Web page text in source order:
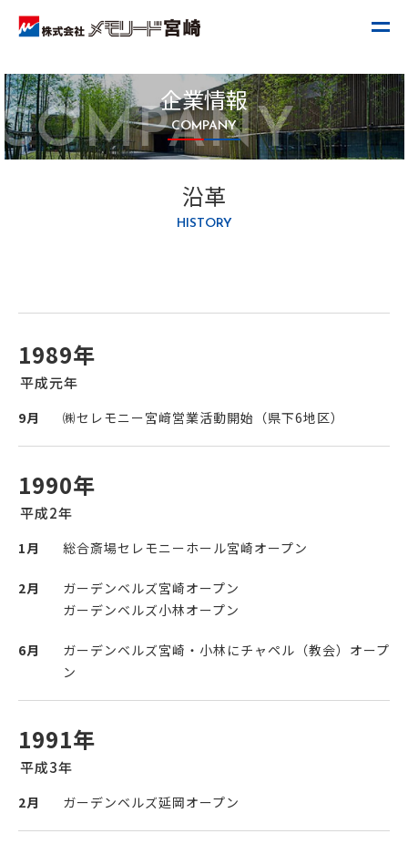
企業情報
COMPANY
沿革
HISTORY
1989年
平成元年
9月 ㈱セレモニー宮﨑営業活動開始（県下6地区）
1990年
平成2年
1月 総合斎場セレモニーホール宮崎オープン
2月
ガーデンベルズ宮崎オープン
ガーデンベルズ小林オープン
6月
ガーデンベルズ宮崎・小林にチャペル（教会）オープ
ン
1991年
平成3年
2月 ガーデンベルズ延岡オープン